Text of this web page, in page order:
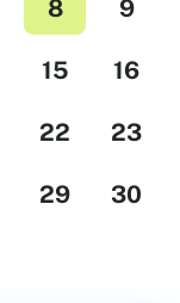
8 9
15 16
22 23
29 30